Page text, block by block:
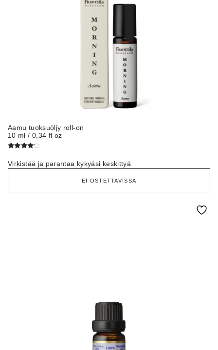
Aamu tuoksuöljy roll-on
10 ml / 0,34 fl oz
tuotteesta:
4.00/ 5
Virkistää ja parantaa kykyäsi keskittyä
EI OSTETTAVISSA